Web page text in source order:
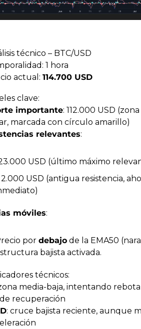
técnico – BTC/USD
1 hora
actual: 114.700 USD
clave:
importante: 112.000 USD
marcada con círculo amarillo)
relevantes:
USD (último máximo
USD (antigua resistencia,
móviles:
por debajo de la EMA50
bajista activada.
técnicos:
media-baja, intentando
recuperación
: cruce bajista reciente, aunque